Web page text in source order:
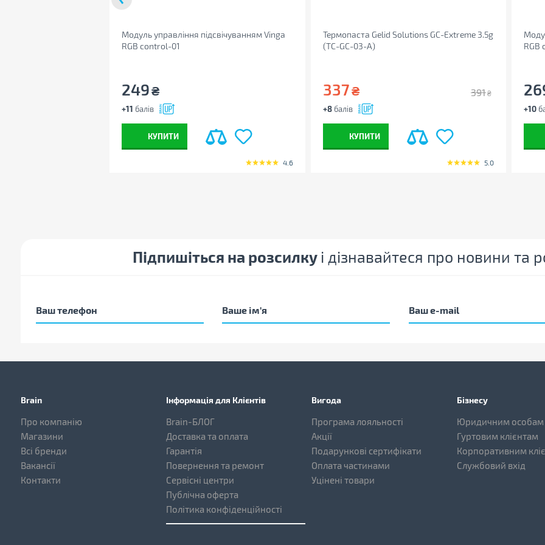
Модуль управління підсвічуванням Vinga
RGB control-01
249₴
+11 балів
КУПИТИ
4.6
Термопаста Gelid Solutions GC-Extreme 3.5g
(TC-GC-03-A)
337₴ 391 ₴
+8балів
КУПИТИ
5.0
RGB
+10
Підпишіться на розсилку і дізнавайтеся про новини та
Brain
Про компанію
Магазини
Всі бренди
Вакансії
Контакти
Інформація для Клієнтів
Brain-БЛОГ
Доставка та оплата
Гарантія
Повернення та ремонт
Сервісні центри
Публічна оферта
Політика конфіденційності
Вигода
Програма лояльності
Акції
Подарункові сертифікати
Оплата частинами
Уцінені товари
Бізнесу
Юридичним особам
Гуртовим клієнтам
Корпоративним
Службовий вхід